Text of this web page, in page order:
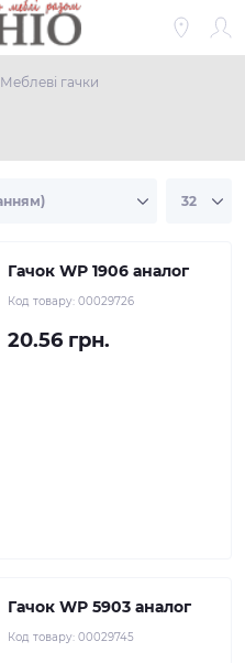
Меблеві гачки
Гачок WР 1906 аналог
Код товару: 00029726
20.56 грн.
Гачок WР 5903 аналог
Код товару: 00029745